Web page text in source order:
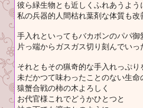
彼ら緑生物とも近しくふれあうよう
私の兵器的人間枯れ葉剤な体質も
手入れといってもバカボンのパパ
片っ端からガスガス切り刻んでい
それともその猟奇的な手入れっぷり
未だかつて味わったことのない生
猿蟹合戦の柿の木よろしく
お代官様これでどうかひとつと